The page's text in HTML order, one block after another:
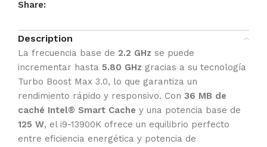
Share:
Description
La frecuencia base de 2.2 GHz se puede
incrementar hasta 5.80 GHz gracias a su tecnología
Turbo Boost Max 3.0, lo que garantiza un
rendimiento rápido y responsivo. Con 36 MB de
caché Intel® Smart Cache y una potencia base de
125 W, el i9-13900K ofrece un equilibrio perfecto
entre eficiencia energética y potencia de